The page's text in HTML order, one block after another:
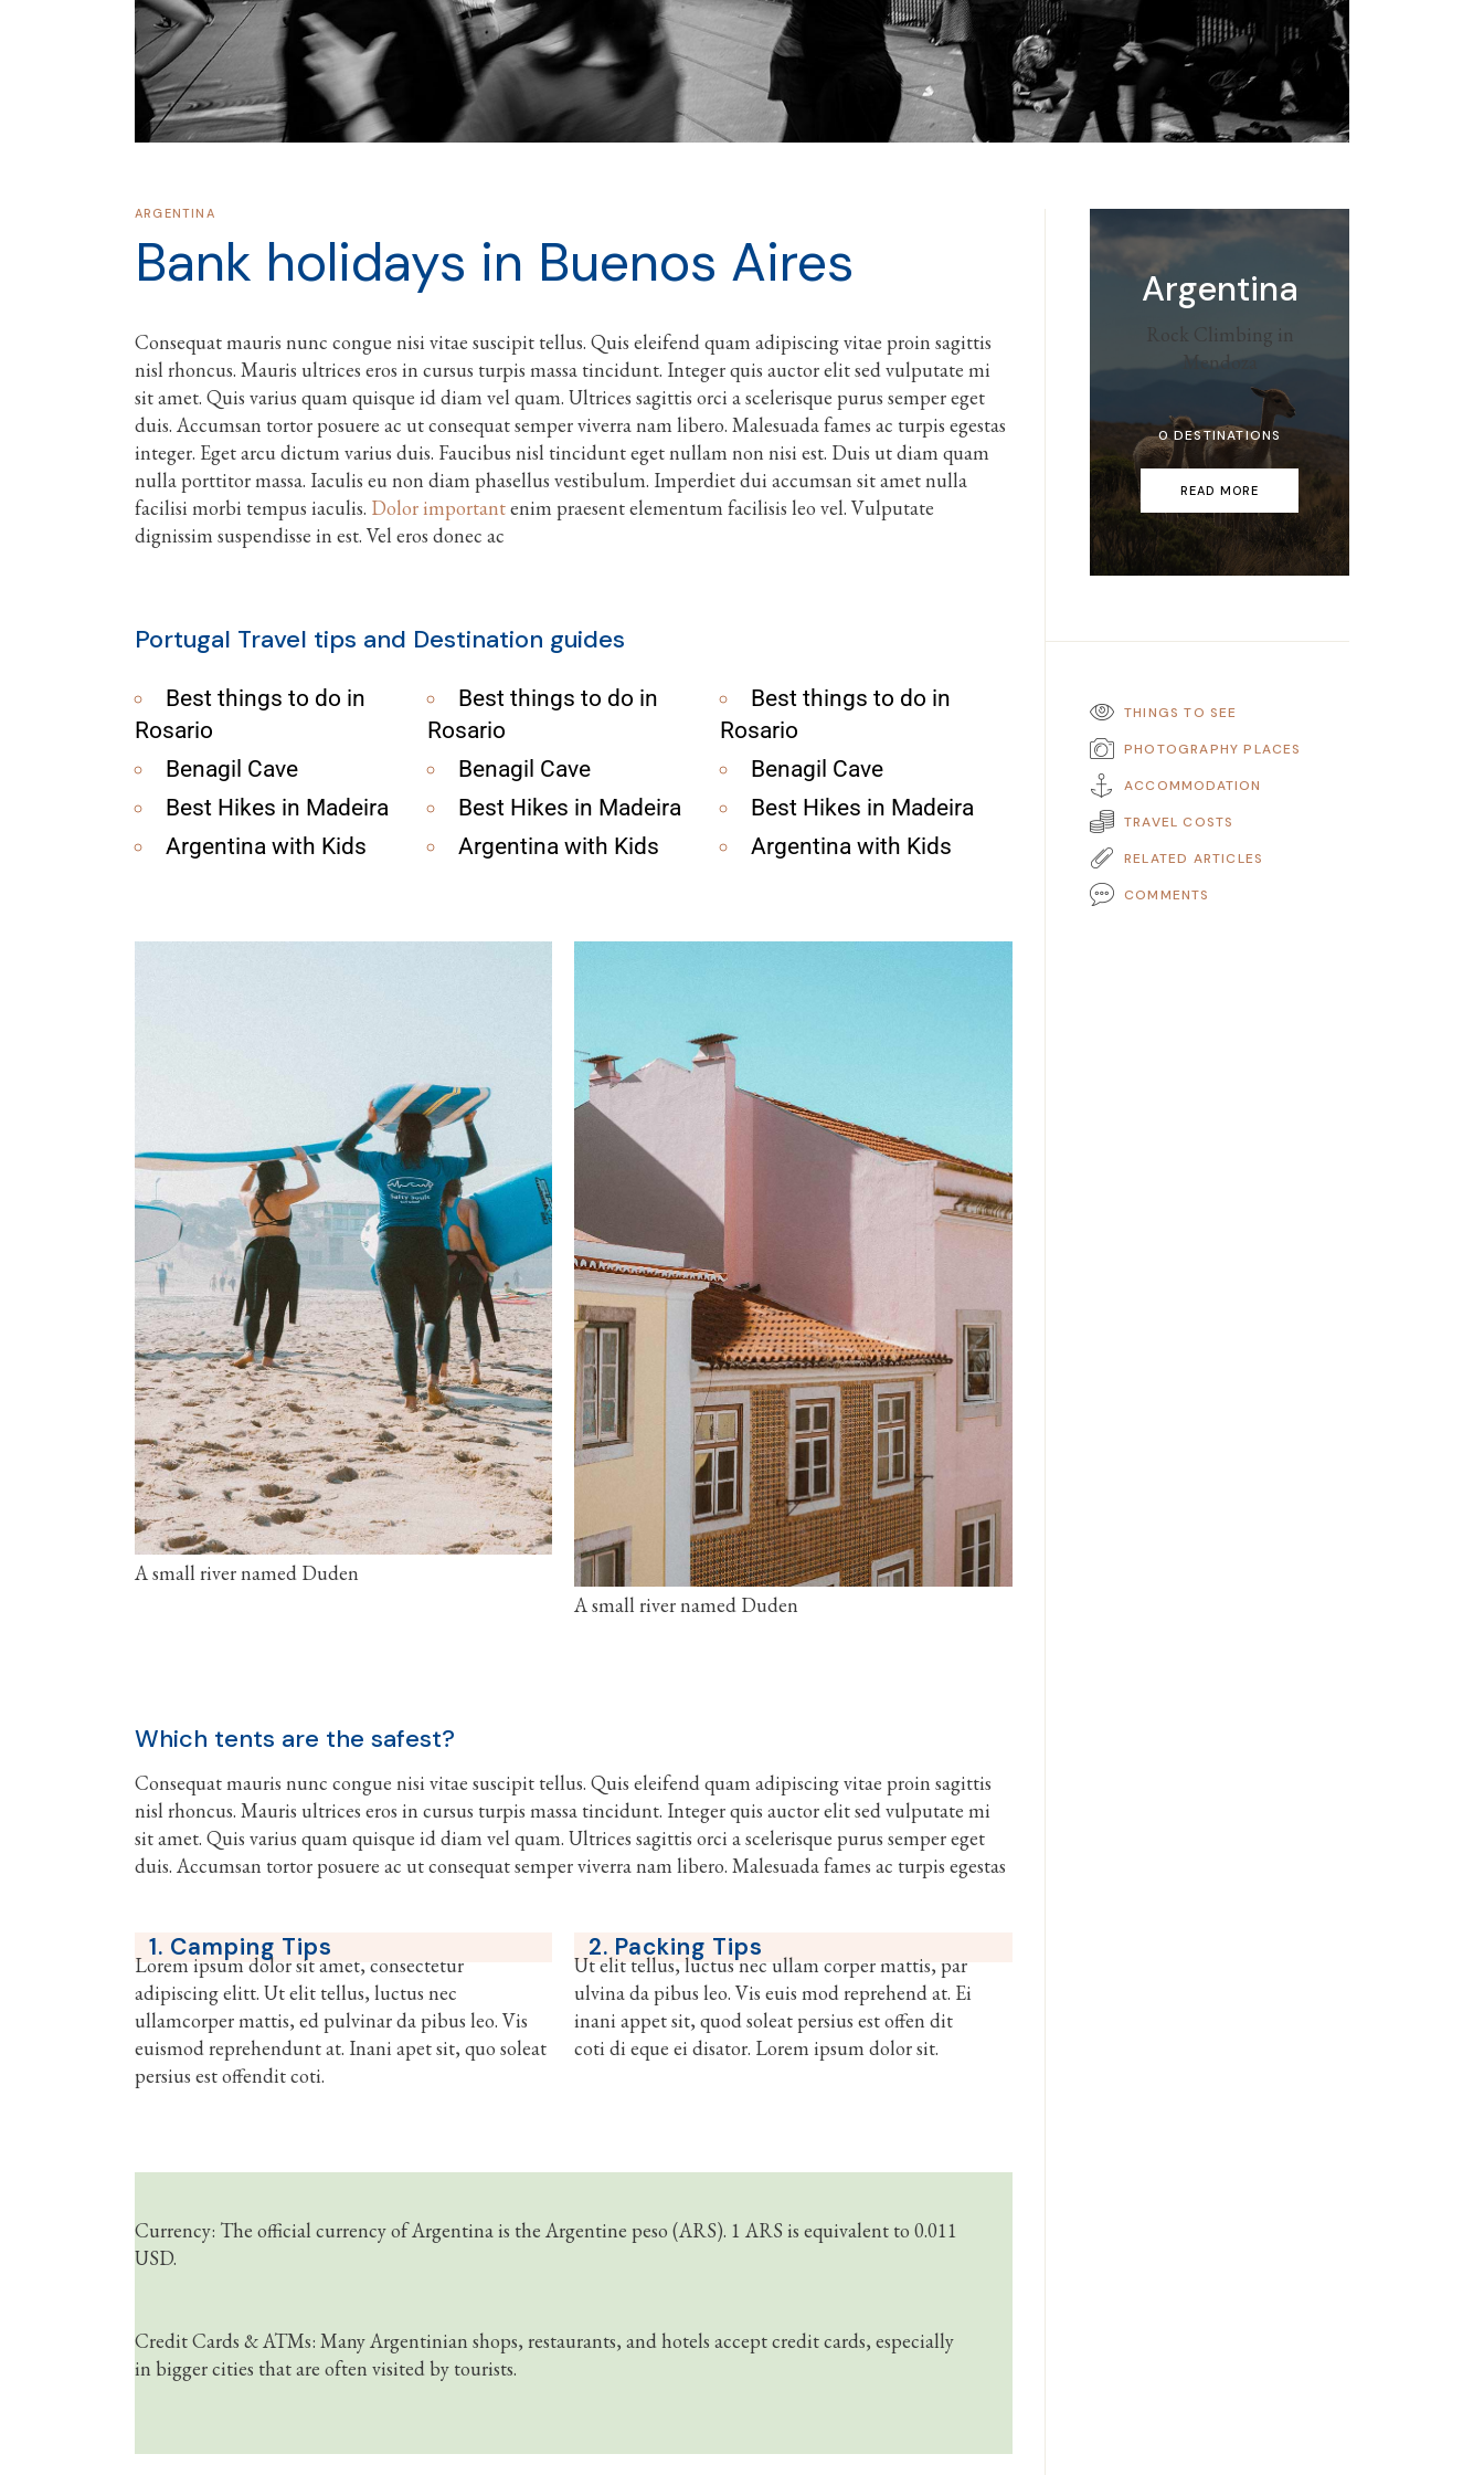
ARGENTINA
Bank holidays in Buenos Aires
Consequat mauris nunc congue nisi vitae suscipit tellus. Quis eleifend quam adipiscing vitae proin sagittis
nisl rhoncus. Mauris ultrices eros in cursus turpis massa tincidunt. Integer quis auctor elit sed vulputate mi
sit amet. Quis varius quam quisque id diam vel quam. Ultrices sagittis orci a scelerisque purus semper eget
duis. Accumsan tortor posuere ac ut consequat semper viverra nam libero. Malesuada fames ac turpis egestas
integer. Eget arcu dictum varius duis. Faucibus nisl tincidunt eget nullam non nisi est. Duis ut diam quam
nulla porttitor massa. Iaculis eu non diam phasellus vestibulum. Imperdiet dui accumsan sit amet nulla
facilisi morbi tempus iaculis. Dolor importantenim praesent elementum facilisis leo vel. Vulputate
dignissim suspendisse in est. Vel eros donec ac
Portugal Travel tips and Destination guides
Best things to do in
Rosario
Benagil Cave
Best Hikes in Madeira
Argentina with Kids
Best things to do in
Rosario
Benagil Cave
Best Hikes in Madeira
Argentina with Kids
Best things to do in
Rosario
Benagil Cave
Best Hikes in Madeira
Argentina with Kids
A small river named Duden
A small river named Duden
Which tents are the safest?
Consequat mauris nunc congue nisi vitae suscipit tellus. Quis eleifend quam adipiscing vitae proin sagittis
nisl rhoncus. Mauris ultrices eros in cursus turpis massa tincidunt. Integer quis auctor elit sed vulputate mi
sit amet. Quis varius quam quisque id diam vel quam. Ultrices sagittis orci a scelerisque purus semper eget
duis. Accumsan tortor posuere ac ut consequat semper viverra nam libero. Malesuada fames ac turpis egestas
1. Camping Tips
Lorem ipsum dolor sit amet, consectetur
adipiscing elitt. Ut elit tellus, luctus nec
ullamcorper mattis, ed pulvinar da pibus leo. Vis
euismod reprehendunt at. Inani apet sit, quo soleat
persius est offendit coti.
2. Packing Tips
Ut elit tellus, luctus nec ullam corper mattis, par
ulvina da pibus leo. Vis euis mod reprehend at. Ei
inani appet sit, quod soleat persius est offen dit
coti di eque ei disator. Lorem ipsum dolor sit.
Currency: The official currency of Argentina is the Argentine peso (ARS). 1 ARS is equivalent to 0.011
USD.
Credit Cards & ATMs: Many Argentinian shops, restaurants, and hotels accept credit cards, especially
in bigger cities that are often visited by tourists.
Argentina
Rock Climbing in
Mendoza
0 DESTINATIONS
READ MORE
THINGS TO SEE
PHOTOGRAPHY PLACES
ACCOMMODATION
TRAVEL COSTS
RELATED ARTICLES
COMMENTS